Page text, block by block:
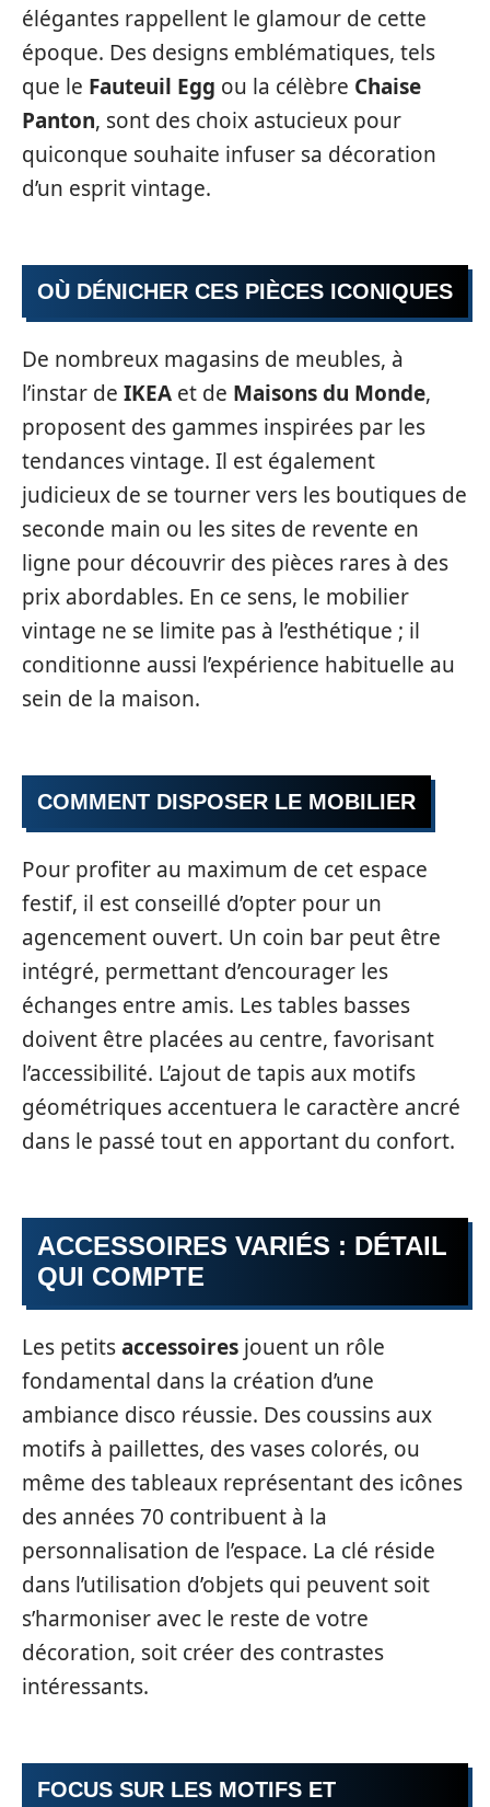
élégantes rappellent le glamour de cette
époque. Des designs emblématiques, tels
que le Fauteuil Egg ou la célèbre Chaise
Panton, sont des choix astucieux pour
quiconque souhaite infuser sa décoration
d’un esprit vintage.
OÙ DÉNICHER CES PIÈCES ICONIQUES
De nombreux magasins de meubles, à
l’instar de IKEA et de Maisons du Monde,
proposent des gammes inspirées par les
tendances vintage. Il est également
judicieux de se tourner vers les boutiques de
seconde main ou les sites de revente en
ligne pour découvrir des pièces rares à des
prix abordables. En ce sens, le mobilier
vintage ne se limite pas à l’esthétique ; il
conditionne aussi l’expérience habituelle au
sein de la maison.
COMMENT DISPOSER LE MOBILIER
Pour profiter au maximum de cet espace
festif, il est conseillé d’opter pour un
agencement ouvert. Un coin bar peut être
intégré, permettant d’encourager les
échanges entre amis. Les tables basses
doivent être placées au centre, favorisant
l’accessibilité. L’ajout de tapis aux motifs
géométriques accentuera le caractère ancré
dans le passé tout en apportant du confort.
ACCESSOIRES VARIÉS : DÉTAIL
QUI COMPTE
Les petitsaccessoires jouent un rôle
fondamental dans la création d’une
ambiance disco réussie. Des coussins aux
motifs à paillettes, des vases colorés, ou
même des tableaux représentant des icônes
des années 70 contribuent à la
personnalisation de l’espace. La clé réside
dans l’utilisation d’objets qui peuvent soit
s’harmoniser avec le reste de votre
décoration, soit créer des contrastes
intéressants.
FOCUS SUR LES MOTIFS ET